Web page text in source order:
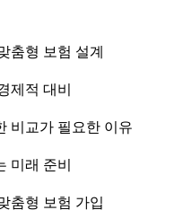
춤형 보험 설계
제적 대비
비교가 필요한 이유
미래 준비
춤형 보험 가입